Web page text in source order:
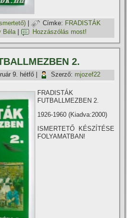
| Címke: FRADISTÁK
Béla| Hozzászólás most!
2.
9. hétfő Szerző: mjozef22
FRADISTÁK
FUTBALLMEZBEN 2.
1926-1960 (Kiadva:2000)
ISMERTETŐ KÉSZÍTÉSE
FOLYAMATBAN!